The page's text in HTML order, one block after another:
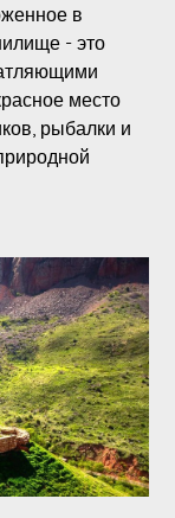
в
- это
место
рыбалки и